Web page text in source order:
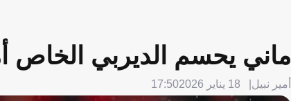
ماني يحسم الديربي الخاص
أمير نبيل 18 يناير 2026 17:50